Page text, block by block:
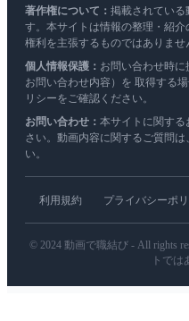
著作権について： 掲載されている
す。本サイトは情報の整理・紹
権利を主張するものではありませ
個人情報保護： お問い合わせ時に
お問い合わせ内容）を 取得する
リシーをご確認ください。
お問い合わせ： 本サイトに関する
さい。動画内容に関するご質問
い。
利用規約 プライバシーポ
© 2024 動画で職結び - All rights
トでは